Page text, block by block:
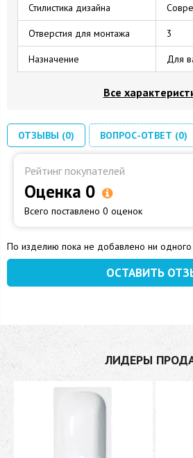
Стилистика дизайна
Отверстия для монтажа 3
Назначение Для
Все
ОТЗЫВЫ (0) ВОПРОС-ОТВЕТ (0)
Рейтинг покупателей
Оценка 0
Всего поставлено 0 оценок
По изделию пока не добавлено ни одного
ОСТАВИТЬ
ЛИДЕРЫ